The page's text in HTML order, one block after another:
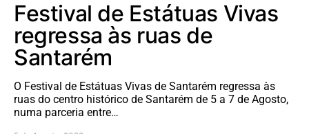
Festival de Estátuas Vivas
regressa às ruas de
Santarém
O Festival de Estátuas Vivas de Santarém regressa às
ruas do centro histórico de Santarém de 5 a 7 de Agosto,
numa parceria entre…